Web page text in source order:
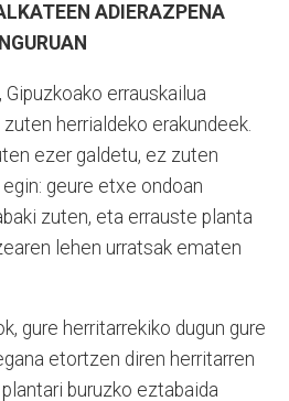
ADIERAZPENA
errauskailua
herrialdeko erakundeek.
ezer galdetu, ez zuten
geure etxe ondoan
zuten, eta errauste planta
lehen urratsak ematen
gure herritarrekiko dugun gure
etortzen diren herritarren
buruzko eztabaida